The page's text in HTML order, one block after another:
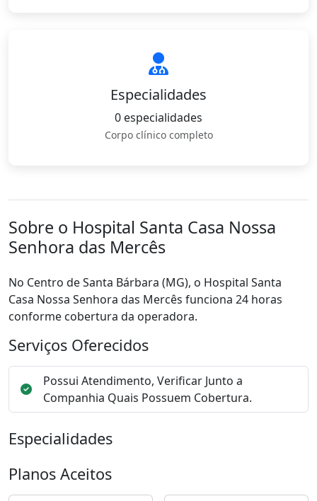
Especialidades
0 especialidades
Corpo clínico completo
Sobre o Hospital Santa Casa Nossa
Senhora das Mercês
No Centro de Santa Bárbara (MG), o Hospital Santa
Casa Nossa Senhora das Mercês funciona 24 horas
conforme cobertura da operadora.
Serviços Oferecidos
Possui Atendimento, Verificar Junto a
Companhia Quais Possuem Cobertura.
Especialidades
Planos Aceitos